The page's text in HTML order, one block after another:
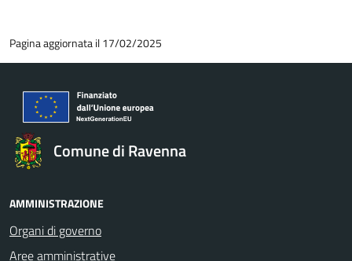
Pagina aggiornata il 17/02/2025
Comune di Ravenna
AMMINISTRAZIONE
Organi di governo
Aree amministrative